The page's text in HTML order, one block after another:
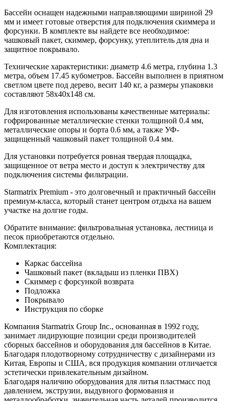
Бассейн оснащен надежными направляющими шириной 29
мм и имеет готовые отверстия для подключения скиммера и
форсунки. В комплекте вы найдете все необходимое:
чашковый пакет, скиммер, форсунку, утеплитель для дна и
защитное покрывало.
Технические характеристики: диаметр 4.6 метра, глубина 1.3
метра, объем 17.45 кубометров. Бассейн выполнен в приятном
светлом цвете под дерево, весит 140 кг, а размеры упаковки
составляют 58х40х148 см.
Для изготовления использованы качественные материалы:
гофрированные металлические стенки толщиной 0.4 мм,
металлические опоры и борта 0.6 мм, а также УФ-
защищенный чашковый пакет толщиной 0.4 мм.
Для установки потребуется ровная твердая площадка,
защищенное от ветра место и доступ к электричеству для
подключения системы фильтрации.
Starmatrix Premium - это долговечный и практичный бассейн
премиум-класса, который станет центром отдыха на вашем
участке на долгие годы.
Обратите внимание: фильтровальная установка, лестница и
песок приобретаются отдельно.
Комплектация:
Каркас бассейна
Чашковый пакет (вкладыш из пленки ПВХ)
Скиммер с форсункой возврата
Подложка
Покрывало
Инструкция по сборке
Компания Starmatrix Group Inc., основанная в 1992 году,
занимает лидирующие позиции среди производителей
сборных бассейнов и оборудования для бассейнов в Китае.
Благодаря плодотворному сотрудничеству с дизайнерами из
Китая, Европы и США, вся продукция компании отличается
эстетически привлекательным дизайном.
Благодаря наличию оборудования для литья пластмасс под
давлением, экструзии, выдувного формования и